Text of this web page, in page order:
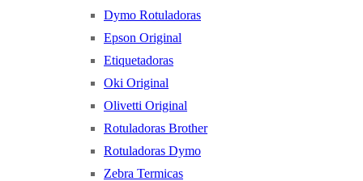
Dymo Rotuladoras
Epson Original
Etiquetadoras
Oki Original
Olivetti Original
Rotuladoras Brother
Rotuladoras Dymo
Zebra Termicas